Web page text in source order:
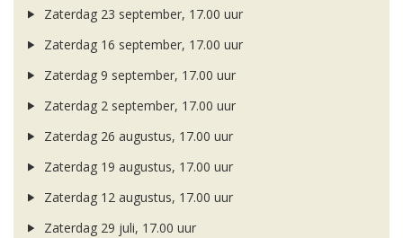
Zaterdag 23 september, 17.00 uur
Zaterdag 16 september, 17.00 uur
Zaterdag 9 september, 17.00 uur
Zaterdag 2 september, 17.00 uur
Zaterdag 26 augustus, 17.00 uur
Zaterdag 19 augustus, 17.00 uur
Zaterdag 12 augustus, 17.00 uur
Zaterdag 29 juli, 17.00 uur